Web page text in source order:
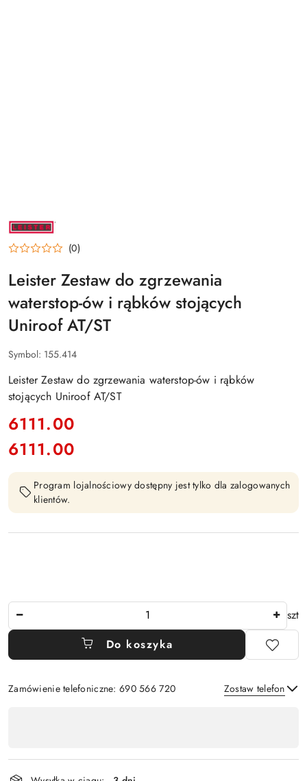
LEISTER
(0)
Leister Zestaw do zgrzewania
waterstop-ów i rąbków stojących
Uniroof AT/ST
Symbol: 155.414
Leister Zestaw do zgrzewania waterstop-ów i rąbków
stojących Uniroof AT/ST
cena:
6111.00
Cena:
6111.00
Program lojalnościowy dostępny jest tylko dla zalogowanych
klientów.
szt
Do koszyka
Zamówienie telefoniczne: 690 566 720 Zostaw telefon
płatność
i